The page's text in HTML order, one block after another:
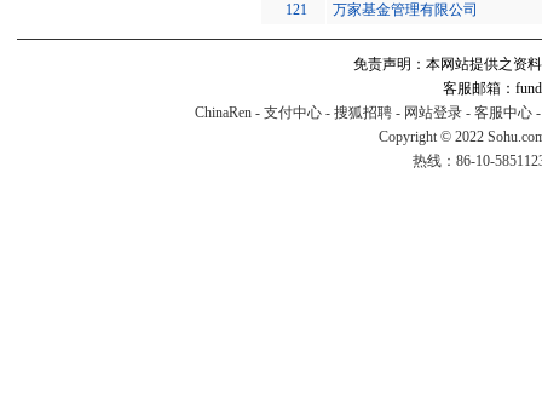
121
万家基金管理有限公司
免责声明：本网站提供之资
客服邮箱：
ChinaRen - 支付中心 - 搜狐招聘 - 网站登录 - 客服中心
Copyright © 2022
热线：86-10-